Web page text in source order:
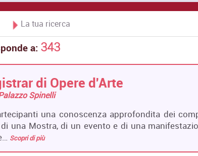
La tua ricerca
a: 343
di Opere d'Arte
Spinelli
una conoscenza approfondita dei
di una Mostra, di un evento e di una
Scopri di più